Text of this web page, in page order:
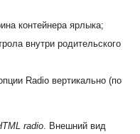
контейнера ярлыка;
внутри родительского
Radio вертикально (по
radio . Внешний вид